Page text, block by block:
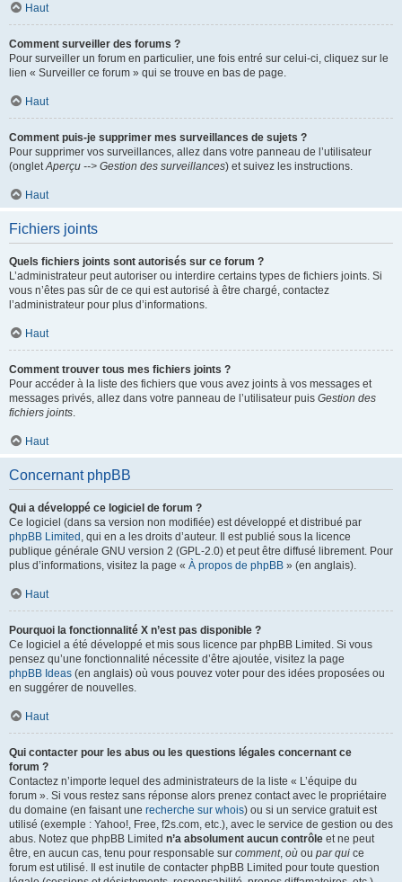
Haut
Comment surveiller des forums ?
Pour surveiller un forum en particulier, une fois entré sur celui-ci, cliquez sur le
lien « Surveiller ce forum » qui se trouve en bas de page.
Haut
Comment puis-je supprimer mes surveillances de sujets ?
Pour supprimer vos surveillances, allez dans votre panneau de l’utilisateur
(ongletAperçu --> Gestion des surveillances) et suivez les instructions.
Haut
Fichiers joints
Quels fichiers joints sont autorisés sur ce forum ?
L’administrateur peut autoriser ou interdire certains types de fichiers joints. Si
vous n’êtes pas sûr de ce qui est autorisé à être chargé, contactez
l’administrateur pour plus d’informations.
Haut
Comment trouver tous mes fichiers joints ?
Pour accéder à la liste des fichiers que vous avez joints à vos messages et
messages privés, allez dans votre panneau de l’utilisateur puis Gestion des
fichiers joints.
Haut
Concernant phpBB
Qui a développé ce logiciel de forum ?
Ce logiciel (dans sa version non modifiée) est développé et distribué par
phpBB Limited , qui en a les droits d’auteur. Il est publié sous la licence
publique générale GNU version 2 (GPL-2.0) et peut être diffusé librement. Pour
plus d’informations, visitez la page « À propos de phpBB » (en anglais).
Haut
Pourquoi la fonctionnalité X n’est pas disponible ?
Ce logiciel a été développé et mis sous licence par phpBB Limited. Si vous
pensez qu’une fonctionnalité nécessite d’être ajoutée, visitez la page
phpBB Ideas (en anglais) où vous pouvez voter pour des idées proposées ou
en suggérer de nouvelles.
Haut
Qui contacter pour les abus ou les questions légales concernant ce
forum ?
Contactez n’importe lequel des administrateurs de la liste « L’équipe du
forum ». Si vous restez sans réponse alors prenez contact avec le propriétaire
du domaine (en faisant une recherche sur whois) ou si un service gratuit est
utilisé (exemple : Yahoo!, Free, f2s.com, etc.), avec le service de gestion ou des
abus. Notez que phpBB Limited n’a absolument aucun contrôle et ne peut
être, en aucun cas, tenu pour responsable sur comment, où ou par qui ce
forum est utilisé. Il est inutile de contacter phpBB Limited pour toute question